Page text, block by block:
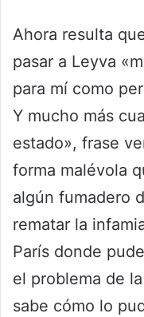
Ahora resulta
pasar a Leyva
para mí como
Y mucho más
estado», frase
forma malévola
algún fumadero
rematar la
París donde
el problema de
sabe cómo lo